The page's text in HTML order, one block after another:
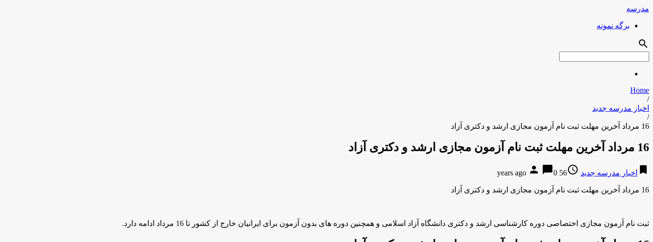
مدرسه
برگه نمونه
search
Home
/
اخبار مدرسه جدید
/
16 مرداد آخرین مهلت ثبت نام آزمون مجازی ارشد و دکتری آزاد
16 مرداد آخرین مهلت ثبت نام آزمون مجازی ارشد و دکتری آزاد
bookmark اخبار مدرسه جدید access_time
56 years ago
person chat_bubble0
16 مرداد آخرین مهلت ثبت نام آزمون مجازی ارشد و دکتری آزاد
ثبت نام آزمون مجازی اختصاصی دوره کارشناسی ارشد و دکتری دانشگاه آزاد اسلامی و همچنین دوره های بدون آزمون برای ایرانیان خارج از کشور تا 16 مرداد ادامه دارد.